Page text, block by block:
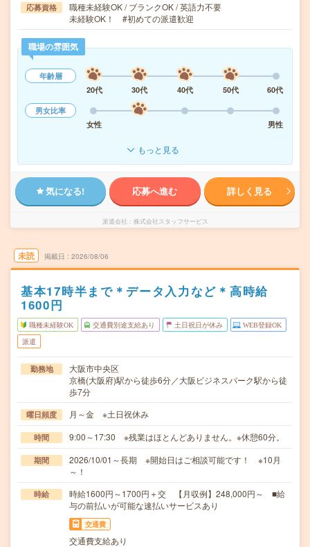
応募資格
職種未経験OK / ブランクOK / 英語力不要
未経験OK！ #初めての派遣歓迎
職場の雰囲気
年齢層
20代
30代 40代 50代
60代
男女比率
女性
男性
もっと見る
気になる! 応募へ進む 詳しく見る
派遣会社 株式会社スタッフサービス
未読 掲載日 2026/08/06
基本17時半まで＊データ入力など＊高時給
1600円
職種未経験OK 交通費別途支給あり 土日祝日が休み WEB登録OK
派遣
勤務地
大阪市中央区
京橋(大阪府)駅から徒歩6分／大阪ビジネスパーク駅から徒
歩7分
曜日頻度 月～金 ※土日祝休み
時間 9:00～17:30 ※残業はほとんどありません。※休憩60分。
期間
2026/10/01～長期 ※開始日はご相談可能です！ ※10月
～！
時給
時給1600円～1700円＋交 【月収例】248,000円～ ■給
与の前払いが可能な速払いサービスあり
交通費
交通費支給あり